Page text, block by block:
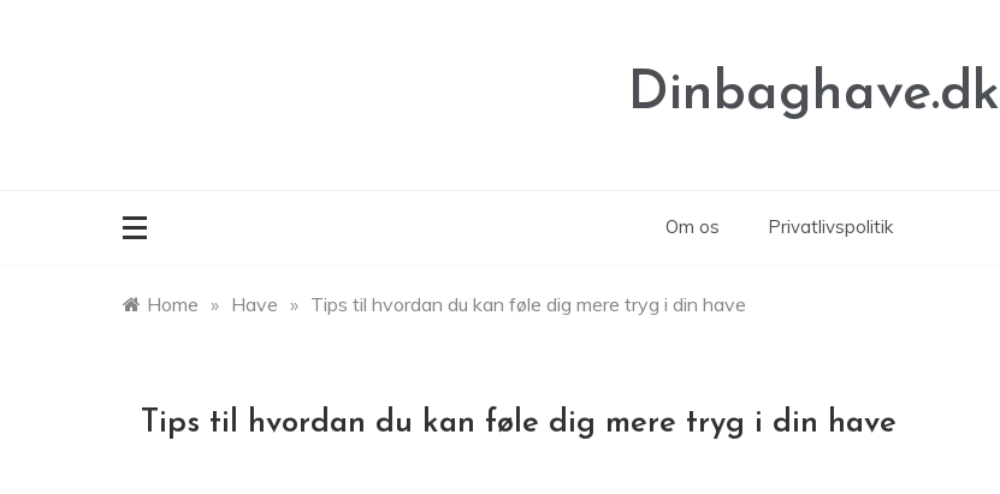
Dinbaghave.dk
Om os Privatlivspolitik
Home » Have » Tips til hvordan du kan føle dig mere tryg i din have
Tips til hvordan du kan føle dig mere tryg i din have